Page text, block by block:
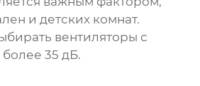
и детских комнат.
вентиляторы с
35 дБ.